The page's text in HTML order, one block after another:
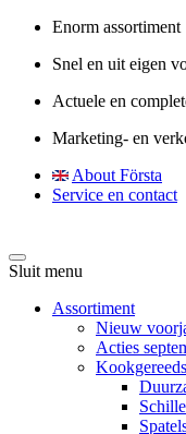
Enorm assortiment
Snel en uit eigen
Actuele en
Marketing- en
About Första
Service en contact
Sluit menu
Assortiment
Nieuw
Acties